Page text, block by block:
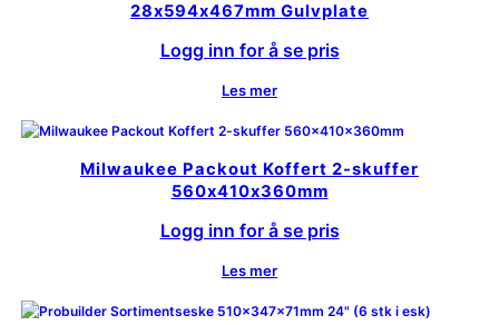
28x594x467mm Gulvplate
Logg inn for å se pris
Les mer
Milwaukee Packout Koffert 2-skuffer
560x410x360mm
Logg inn for å se pris
Les mer